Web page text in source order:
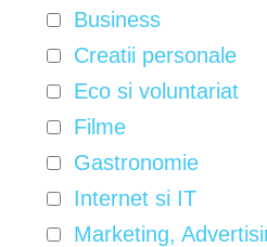
Business
Creatii personale
Eco si voluntariat
Filme
Gastronomie
Internet si IT
Marketing,